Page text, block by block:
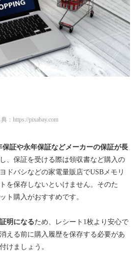
： https://pixabay.com
保証や永年保証などメーカーの保証が長
、保証を受ける際は領収書など購入の
ドバシなどの家電量販店でUSBメモリ
を保存しないといけません。そのた
ト購入がおすすめです。
明になるため、レシート1枚より安心で
える前に購入履歴を保存する必要があ
けましょう。